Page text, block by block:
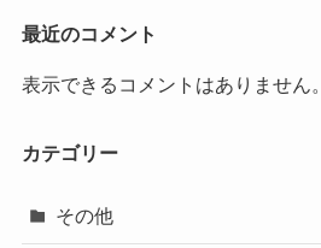
最近のコメント
表示できるコメントはありません。
カテゴリー
その他